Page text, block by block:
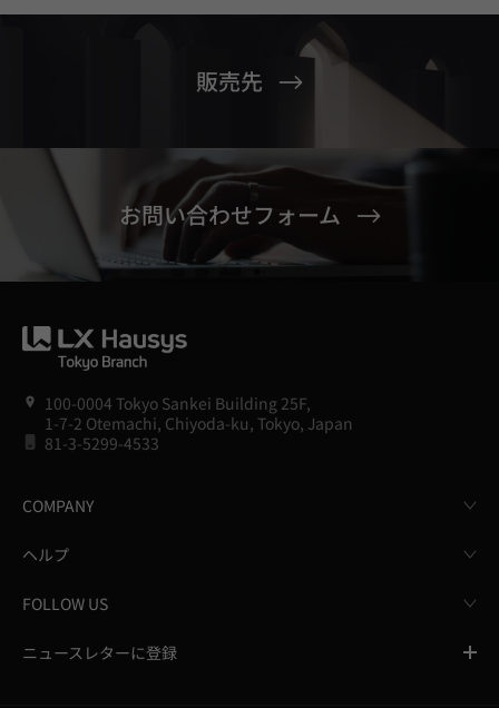
販売先
お問い合わせフォーム
100-0004 Tokyo Sankei Building 25F,
1-7-2 Otemachi, Chiyoda-ku, Tokyo, Japan
81-3-5299-4533
COMPANY
ヘルプ
FOLLOW US
ニュースレターに登録